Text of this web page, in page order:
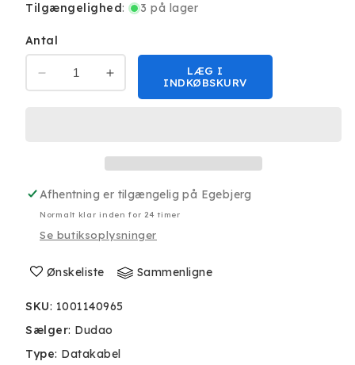
Tilgængelighed: 3 på lager
Antal
Reducer
antallet
to
USB-
A
Øg
antallet
to
USB-
A
Adapter
LÆG I
INDKØBSKURV
Afhentning er tilgængelig på Egebjerg
Normalt klar inden for 24 timer
Se butiksoplysninger
Ønskeliste Sammenligne
SKU: 1001140965
Sælger: Dudao
Type: Datakabel